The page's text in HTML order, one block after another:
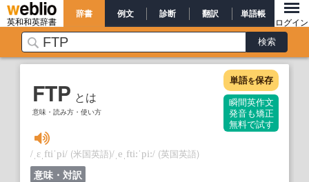
英和和英辞書
辞書 例文 診断 翻訳 単語帳
ログイン
FTP とは
意味・読み方・使い方
単語を保存
瞬間英作文
発音も矯正
無料で試す
/ ˌɛˌftiˈpi/ (米国英語)/ ˌeˌfti:ˈpi:/ (英国英語)
意味・対訳